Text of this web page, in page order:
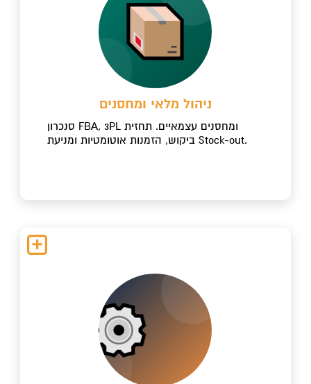
ניהול מלאי ומחסנים
סנכרון FBA, 3PL ומחסנים עצמאיים. תחזית
ביקוש, הזמנות אוטומטיות ומניעת Stock-out.